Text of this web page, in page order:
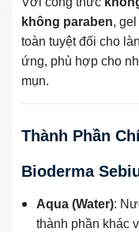
không paraben,
toàn tuyệt đối cho
ứng, phù hợp cho
mụn.
Thành Phần
Bioderma
Aqua (Water):
thành phần khác